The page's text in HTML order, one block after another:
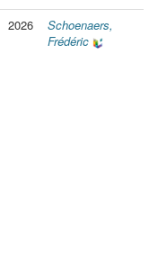
2026
Schoenaers,
Frédéric